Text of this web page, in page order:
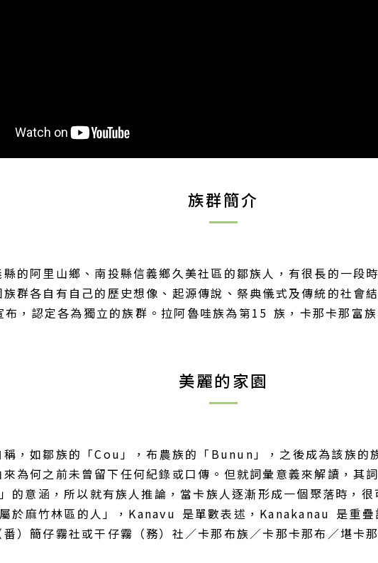
族群簡介
的阿里山鄉、南投縣信義鄉久美社區的鄒族人，有很長的一段
群各自有自己的歷史想像、起源傳說、祭典儀式及傳統的社會
，認定各為獨立的族群。拉阿魯哇族為第15 族，卡那卡那富
美麗的家園
，如鄒族的「Cou」，布農族的「Bunun」，之後成為該族的
為何之前未曾留下任何紀錄或口傳。但就詞彙意義來解讀，其
的意涵，所以就有族人推論，當卡族人逐漸形成一個聚落時，
於麻竹林區的人」，Kanavu 是單數表述，Kanakanau 是重疊
）簡仔霧社或干仔霧（務）社／卡那布族／卡那卡那布／堪